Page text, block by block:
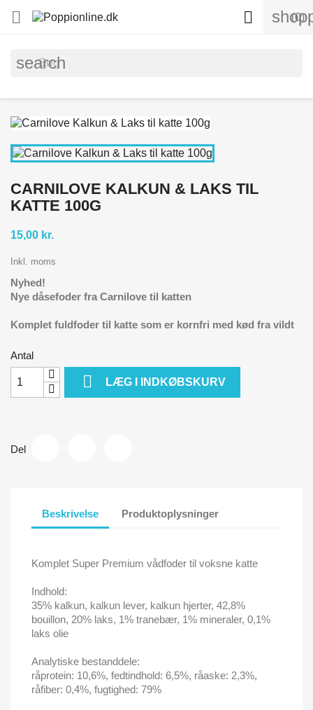
 (0)

search
CARNILOVE KALKUN & LAKS TIL
KATTE 100G
15,00 kr.
Inkl. moms
Nyhed!
Nye dåsefoder fra Carnilove til katten
Komplet fuldfoder til katte som er kornfri med kød fra vildt
Antal
 LÆG I INDKØBSKURV
Del
Beskrivelse Produktoplysninger
Komplet Super Premium vådfoder til voksne katte
Indhold:
35% kalkun, kalkun lever, kalkun hjerter, 42,8%
bouillon, 20% laks, 1% tranebær, 1% mineraler, 0,1%
laks olie
Analytiske bestanddele:
råprotein: 10,6%, fedtindhold: 6,5%, råaske: 2,3%,
råfiber: 0,4%, fugtighed: 79%